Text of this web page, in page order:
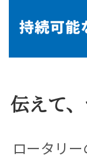
伝えて
ロータリ